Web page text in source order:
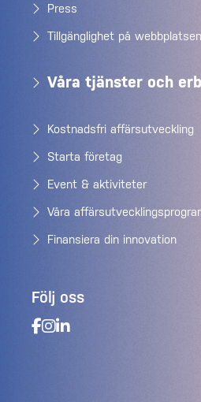
Press
Tillgänglighet på webbplatsen
Våra tjänster och
Kostnadsfri affärsutveckling
Starta företag
Event & aktiviteter
Våra
Finansiera din innovation
Följ oss